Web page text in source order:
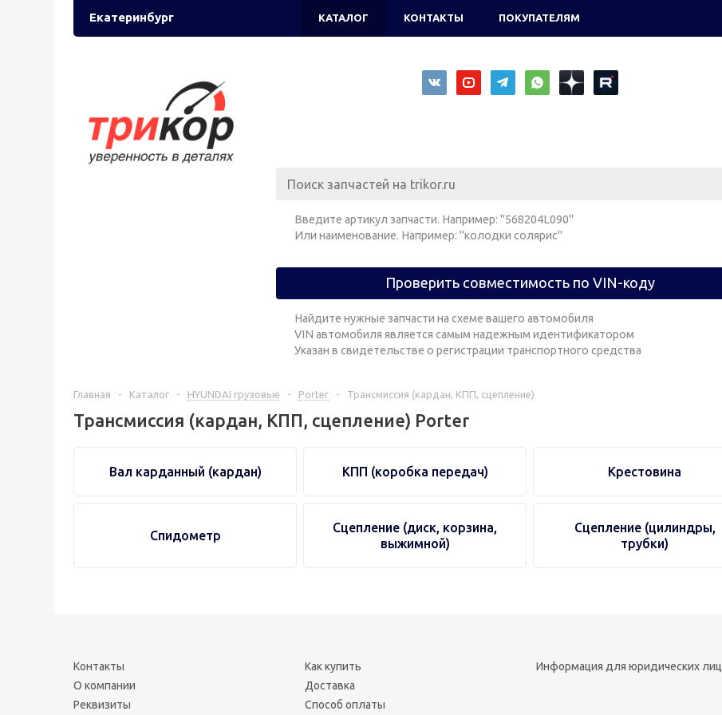
Екатеринбург КАТАЛОГ КОНТАКТЫ ПОКУПАТЕЛЯМ
Введите артикул запчасти. Например: "568204L090"
Или наименование. Например: "колодки солярис"
Проверить совместимость по VIN-коду
Найдите нужные запчасти на схеме вашего автомобиля
VIN автомобиля является самым надежным идентификатором
Указан в свидетельстве о регистрации транспортного средства
Главная - Каталог - HYUNDAI грузовые - Porter - Трансмиссия (кардан, КПП, сцепление)
Трансмиссия (кардан, КПП, сцепление) Porter
Вал карданный (кардан) КПП (коробка передач) Крестовина
Спидометр
Сцепление (диск, корзина,
выжимной)
Сцепление (цилиндры,
трубки)
Контакты
О компании
Реквизиты
Как купить
Доставка
Способ оплаты
Информация для юридических лиц